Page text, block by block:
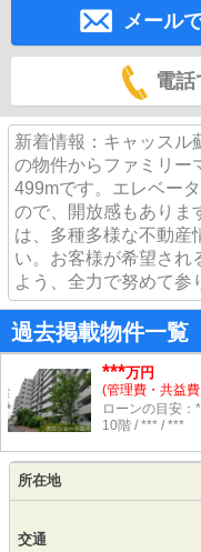
メール
電
新着情報：キャッスル
の物件からファミリー
499mです。エレベー
ので、開放感もありま
は、多種多様な不動産
い。お客様が希望され
よう、全力で努めて参
過去掲載物件一覧
***万円
(管理費・共益
ローンの目安：
10階 / *** / ***
所在地
交通